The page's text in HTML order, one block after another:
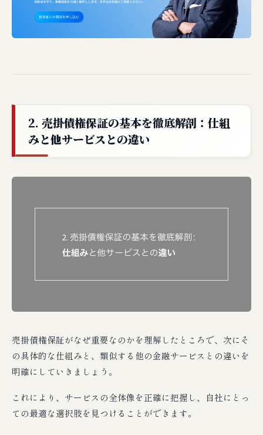
2. 売掛債権保証の基本を徹底解剖：仕組
みと他サービスとの違い
売掛債権保証がなぜ重要なのかを理解したところで、次にそ
の具体的な仕組みと、類似する他の金融サービスとの違いを
明確にしていきましょう。
これにより、サービスの全体像を正確に把握し、自社にとっ
ての最適な選択肢を見つけることができます。